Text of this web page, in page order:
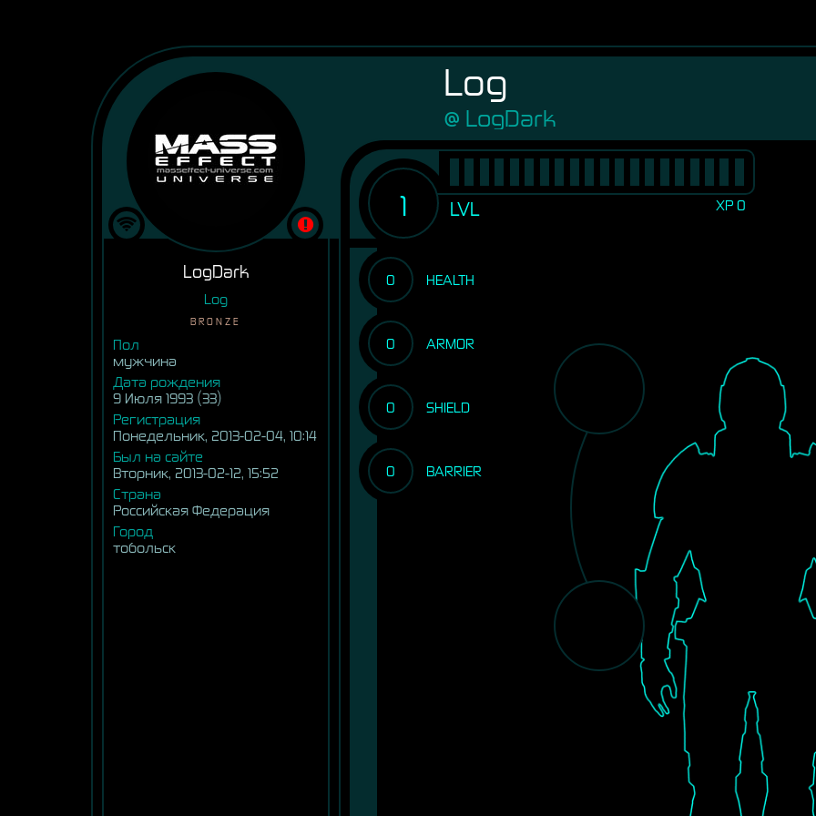
LogDark
Log
LogDark
Log
BRONZE
Пол
мужчина
Дата рождения
9 Июля 1993 (33)
Регистрация
Понедельник, 2013-02-04, 10:14
Был на сайте
Вторник, 2013-02-12, 15:52
Страна
Российская Федерация
Город
тобольск
1 LVL XP 0
0 HEALTH
0 ARMOR
0 SHIELD
0 BARRIER